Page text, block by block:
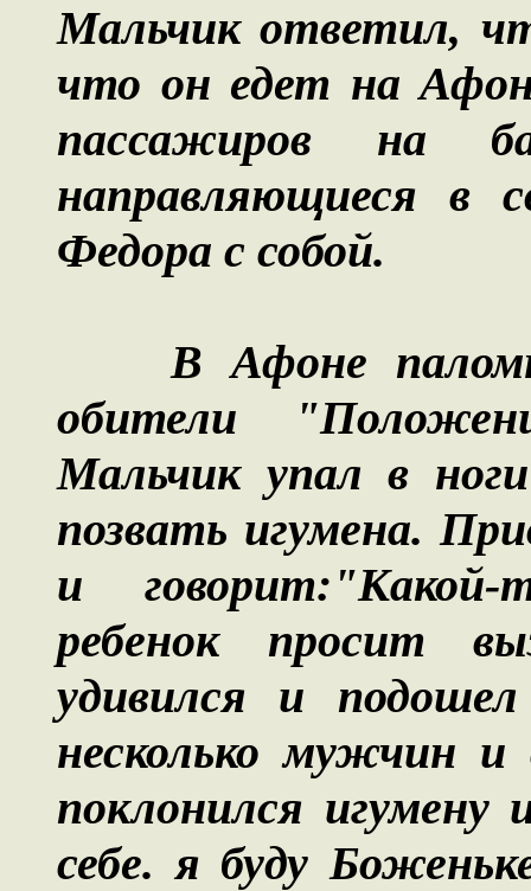
Мальчик ответил,
что он едет на
пассажиров на
направляющиеся в
Федора с собой.
В Афоне
обители
Мальчик упал в
позвать игумена.
и
ребенок просит
удивился и
несколько мужчин
поклонился
себе. я буду